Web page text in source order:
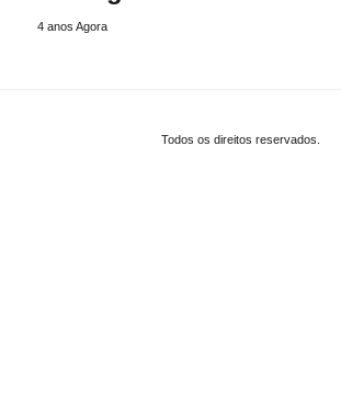
4 anos Agora
Todos os direitos reservados.